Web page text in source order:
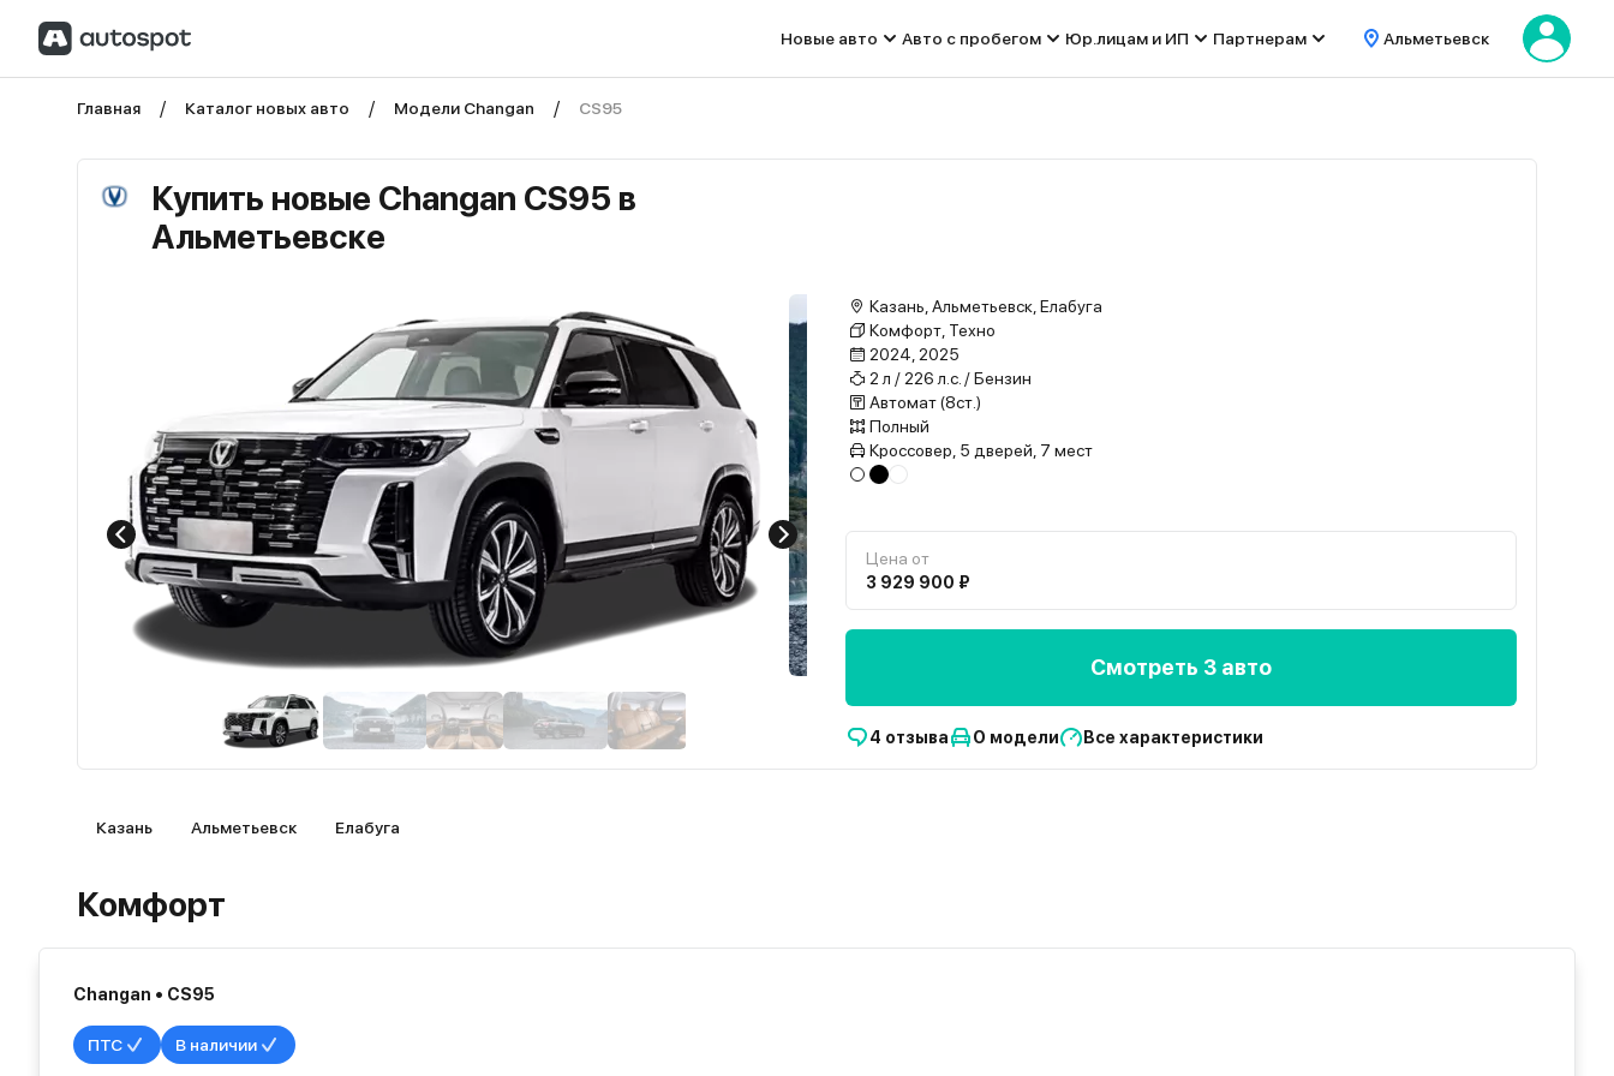
Новые авто Авто с пробегом Юр.лицам и ИП Партнерам Альметьевск
Главная Каталог новых авто Модели Changan CS95
Купить новые Changan CS95 в
Альметьевске
Казань, Альметьевск, Елабуга
Комфорт, Техно
2024, 2025
2 л / 226 л.с. / Бензин
Автомат (8ст.)
Полный
Кроссовер, 5 дверей, 7 мест
Цена от
3 929 900 ₽
Смотреть 3 авто
4 отзыва О модели Все характеристики
Казань Альметьевск Елабуга
Комфорт
Changan • CS95
ПТС В наличии